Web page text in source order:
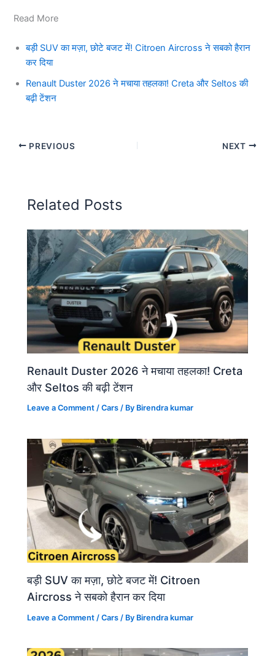
Read More
बड़ी SUV का मज़ा, छोटे बजट में! Citroen Aircross ने सबको हैरान
कर दिया
Renault Duster 2026 ने मचाया तहलका! Creta और Seltos की
बढ़ी टेंशन
PREVIOUS NEXT
Related Posts
Renault Duster 2026 ने मचाया तहलका! Creta
और Seltos की बढ़ी टेंशन
Leave a Comment /Cars / By Birendra kumar
बड़ी SUV का मज़ा, छोटे बजट में! Citroen
Aircross ने सबको हैरान कर दिया
Leave a Comment /Cars / By Birendra kumar